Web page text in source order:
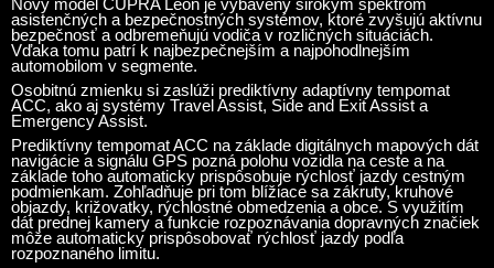
Nový model CUPRA Leon je vybavený širokým spektrom
asistenčných a bezpečnostných systémov, ktoré zvyšujú aktívnu
bezpečnosť a odbremeňujú vodiča v rozličných situáciách.
Vďaka tomu patrí k najbezpečnejším a najpohodlnejším
automobilom v segmente.
Osobitnú zmienku si zaslúži prediktívny adaptívny tempomat
ACC, ako aj systémy Travel Assist, Side and Exit Assist a
Emergency Assist.
Prediktívny tempomat ACC na základe digitálnych mapových dát
navigácie a signálu GPS pozná polohu vozidla na ceste a na
základe toho automaticky prispôsobuje rýchlosť jazdy cestným
podmienkam. Zohľadňuje pri tom blížiace sa zákruty, kruhové
objazdy, križovatky, rýchlostné obmedzenia a obce. S využitím
dát prednej kamery a funkcie rozpoznávania dopravných značiek
môže automaticky prispôsobovať rýchlosť jazdy podľa
rozpoznaného limitu.